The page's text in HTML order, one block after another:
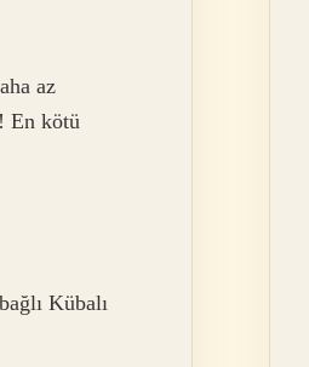
az
En kötü
Kübalı